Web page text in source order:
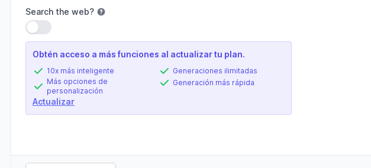
Search the web?
Usar configuración
Obtén acceso a más funciones al actualizar tu plan.
10x más inteligente
Más opciones de
personalización
Generaciones ilimitadas
Generación más rápida
Actualizar